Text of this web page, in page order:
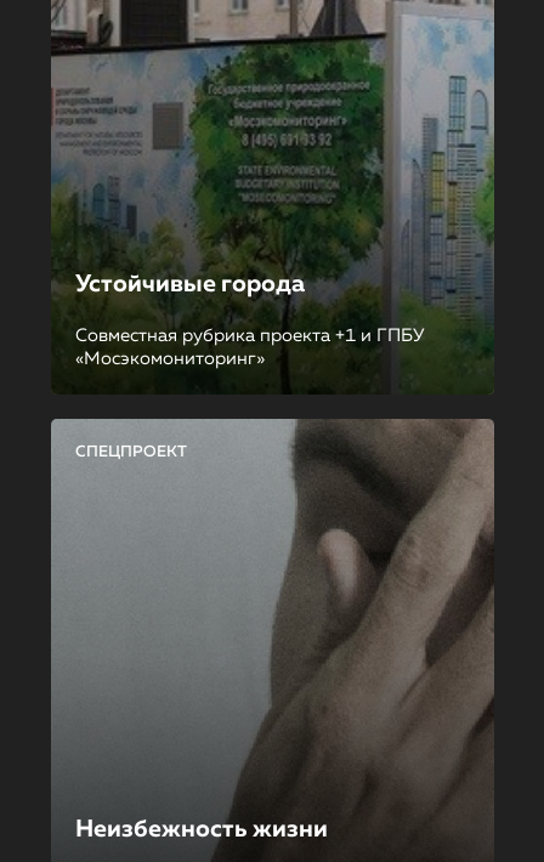
Устойчивые города
Совместная рубрика проекта +1 и ГПБУ
«Мосэкомониторинг»
СПЕЦПРОЕКТ
Неизбежность жизни